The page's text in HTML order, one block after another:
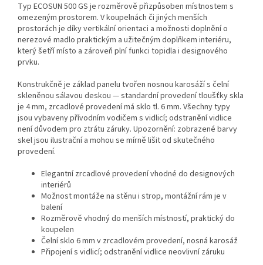
Typ ECOSUN 500 GS je rozměrově přizpůsoben místnostem s
omezeným prostorem. V koupelnách či jiných menších
prostorách je díky vertikální orientaci a možnosti doplnění o
nerezové madlo praktickým a užitečným doplňkem interiéru,
který šetří místo a zároveň plní funkci topidla i designového
prvku.
Konstrukčně je základ panelu tvořen nosnou karosáží s čelní
skleněnou sálavou deskou — standardní provedení tloušťky skla
je 4 mm, zrcadlové provedení má sklo tl. 6 mm. Všechny typy
jsou vybaveny přívodním vodičem s vidlicí; odstranění vidlice
není důvodem pro ztrátu záruky. Upozornění: zobrazené barvy
skel jsou ilustrační a mohou se mírně lišit od skutečného
provedení.
Elegantní zrcadlové provedení vhodné do designových
interiérů
Možnost montáže na stěnu i strop, montážní rám je v
balení
Rozměrově vhodný do menších místností, praktický do
koupelen
Čelní sklo 6 mm v zrcadlovém provedení, nosná karosáž
Připojení s vidlicí; odstranění vidlice neovlivní záruku